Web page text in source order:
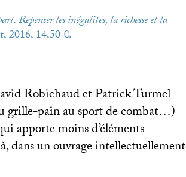
Repenser les inégalités, la richesse et la
2016, 14,50 €.
Robichaud et Patrick Turmel
grille-pain au sport de combat…)
apporte moins d’éléments
dans un ouvrage intellectuellement